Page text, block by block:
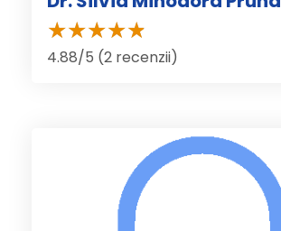
4.88/5 (2 recenzii)